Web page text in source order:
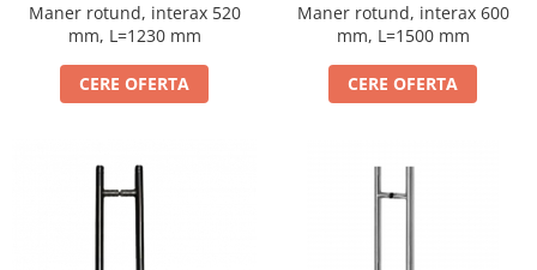
Maner rotund, interax 520
mm, L=1230 mm
CERE OFERTA
Maner rotund, interax 600
mm, L=1500 mm
CERE OFERTA